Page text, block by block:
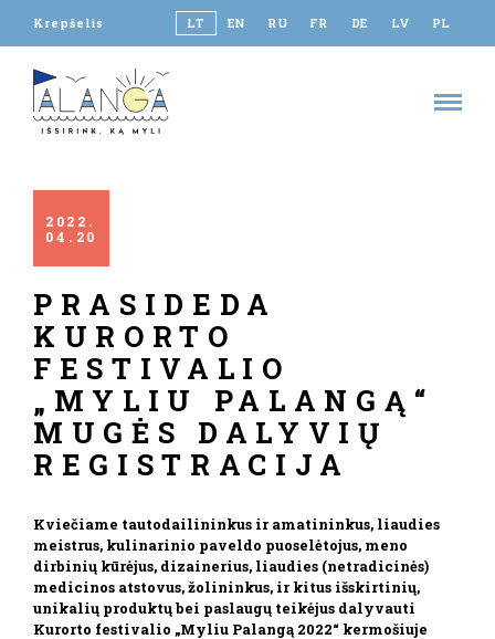
Krepšelis LT EN RU FR DE LV PL
PRASIDEDA
KURORTO
FESTIVALIO
„MYLIU PALANGĄ“
MUGĖS DALYVIŲ
REGISTRACIJA
2022
04
20
Kviečiame tautodailininkus ir amatininkus, liaudies
meistrus, kulinarinio paveldo puoselėtojus, meno
dirbinių kūrėjus, dizainerius, liaudies (netradicinės)
medicinos atstovus, žolininkus, ir kitus išskirtinių,
unikalių produktų bei paslaugų teikėjus dalyvauti
Kurorto festivalio „Myliu Palangą 2022“ kermošiuje